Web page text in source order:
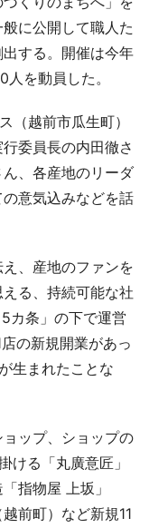
に公開して職人た
する。開催は今年
を動員した。
（越前市瓜生町）
委員長の内田徹さ
、各産地のリーダ
意気込みなどを話
、産地のファンを
る、持続可能な社
カ条」の下で運営
の新規開業があっ
生まれたことな
ップ、ショップの
ける「丸廣意匠」
指物屋 上坂」
前町）など新規11